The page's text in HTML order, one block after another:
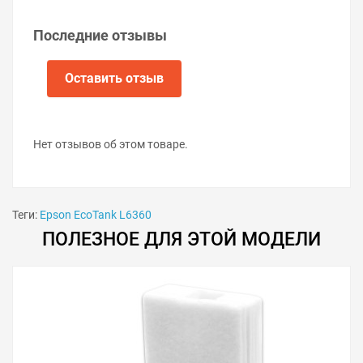
Установите новую ёмкость отработки в принтер
закрутите два винта.
Включите принтер.
Последние отзывы
Оставить отзыв
Нет отзывов об этом товаре.
Теги: Epson EcoTank L6360
ПОЛЕЗНОЕ ДЛЯ ЭТОЙ МОДЕЛИ